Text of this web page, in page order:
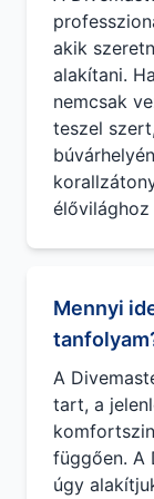
akik
alakítani.
nemcsak
teszel
élővilághoz
Mennyi
A
tart, a
függően. A
úgy